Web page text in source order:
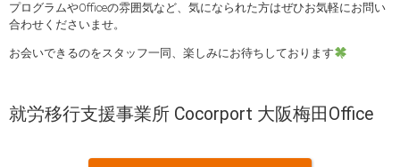
プログラムやOfficeの雰囲気など、気になられた方はぜひお気軽にお問い
合わせくださいませ。
お会いできるのをスタッフ一同、楽しみにお待ちしております
就労移行支援事業所 Cocorport 大阪梅田Office